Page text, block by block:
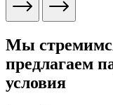
Мы
предлагаем
условия